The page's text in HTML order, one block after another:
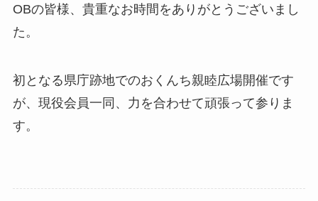
OBの皆様、貴重なお時間をありがとうございまし
た。
初となる県庁跡地でのおくんち親睦広場開催です
が、現役会員一同、力を合わせて頑張って参りま
す。